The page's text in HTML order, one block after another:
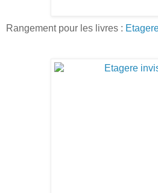
Rangement pour les livres :